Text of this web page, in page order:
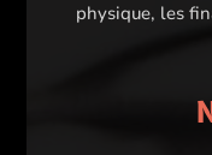
physique, les